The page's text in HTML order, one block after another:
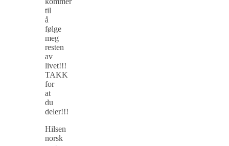
til
å
følge
meg
resten
av
livet!!!
TAKK
for
at
du
deler!!!
Hilsen
norsk